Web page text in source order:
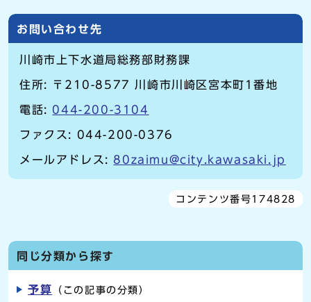
お問い合わせ先
川崎市上下水道局総務部財務課
住所: 〒210-8577 川崎市川崎区宮本町1番地
電話: 044-200-3104
ファクス: 044-200-0376
メールアドレス: 80zaimu@city.kawasaki.jp
コンテンツ番号174828
同じ分類から探す
予算 （この記事の分類）